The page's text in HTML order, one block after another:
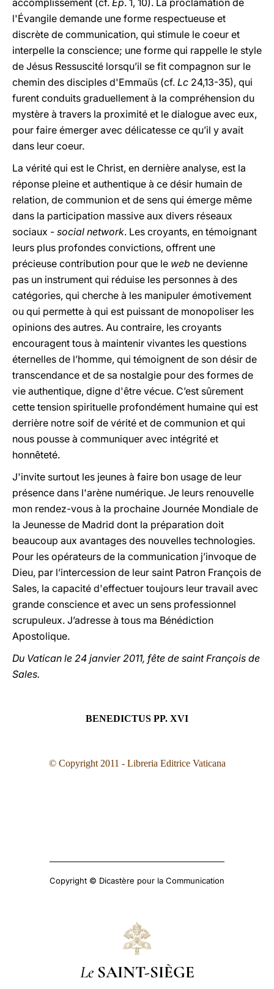
accomplissement (cf. Ep. 1, 10). La proclamation de
l'Évangile demande une forme respectueuse et
discrète de communication, qui stimule le coeur et
interpelle la conscience; une forme qui rappelle le style
de Jésus Ressuscité lorsqu’il se fit compagnon sur le
chemin des disciples d'Emmaüs (cf. Lc 24,13-35), qui
furent conduits graduellement à la compréhension du
mystère à travers la proximité et le dialogue avec eux,
pour faire émerger avec délicatesse ce qu’il y avait
dans leur coeur.
La vérité qui est le Christ, en dernière analyse, est la
réponse pleine et authentique à ce désir humain de
relation, de communion et de sens qui émerge même
dans la participation massive aux divers réseaux
sociaux - social network. Les croyants, en témoignant
leurs plus profondes convictions, offrent une
précieuse contribution pour que le web ne devienne
pas un instrument qui réduise les personnes à des
catégories, qui cherche à les manipuler émotivement
ou qui permette à qui est puissant de monopoliser les
opinions des autres. Au contraire, les croyants
encouragent tous à maintenir vivantes les questions
éternelles de l’homme, qui témoignent de son désir de
transcendance et de sa nostalgie pour des formes de
vie authentique, digne d'être vécue. C’est sûrement
cette tension spirituelle profondément humaine qui est
derrière notre soif de vérité et de communion et qui
nous pousse à communiquer avec intégrité et
honnêteté.
J'invite surtout les jeunes à faire bon usage de leur
présence dans l'arène numérique. Je leurs renouvelle
mon rendez-vous à la prochaine Journée Mondiale de
la Jeunesse de Madrid dont la préparation doit
beaucoup aux avantages des nouvelles technologies.
Pour les opérateurs de la communication j’invoque de
Dieu, par l’intercession de leur saint Patron François de
Sales, la capacité d'effectuer toujours leur travail avec
grande conscience et avec un sens professionnel
scrupuleux. J’adresse à tous ma Bénédiction
Apostolique.
Du Vatican le 24 janvier 2011, fête de saint François de
Sales.
BENEDICTUS PP. XVI
© Copyright 2011 - Libreria Editrice Vaticana
Copyright © Dicastère pour la Communication
Le SAINT-SIÈGE